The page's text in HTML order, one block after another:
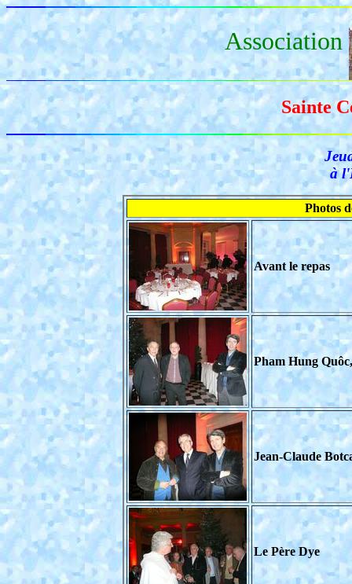
Association
Sainte
à
Photos
Avant le repas
Pham Hung
Jean-Claude
Le Père Dye